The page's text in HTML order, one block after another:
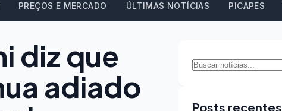
PREÇOS E MERCADO ÚLTIMAS NOTÍCIAS PICAPES
diz que
adiado
Buscar
Posts recentes